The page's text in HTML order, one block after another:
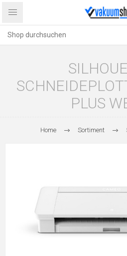
PLUS
Home Sortiment